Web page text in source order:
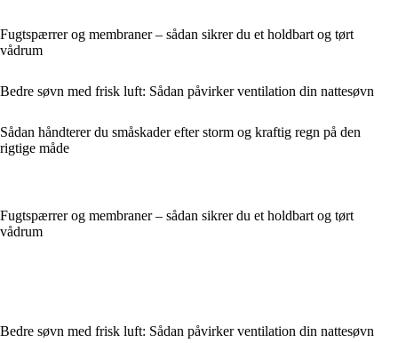
Fugtspærrer og membraner – sådan sikrer du et holdbart og tørt
vådrum
Bedre søvn med frisk luft: Sådan påvirker ventilation din nattesøvn
Sådan håndterer du småskader efter storm og kraftig regn på den
rigtige måde
Fugtspærrer og membraner – sådan sikrer du et holdbart og tørt
vådrum
Bedre søvn med frisk luft: Sådan påvirker ventilation din nattesøvn